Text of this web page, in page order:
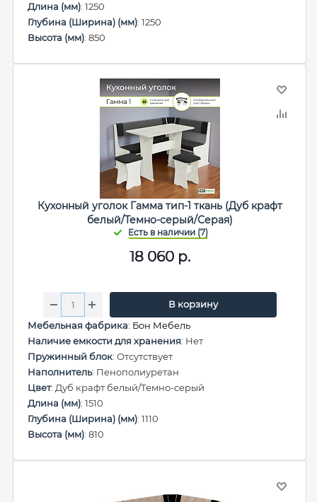
Длина (мм): 1250
Глубина (Ширина) (мм): 1250
Высота (мм): 850
Кухонный уголок Гамма тип-1 ткань (Дуб крафт
белый/Темно-серый/Серая)
18 060 р.
В корзину
Мебельная фабрика: Бон Мебель
Наличие емкости для хранения: Нет
Пружинный блок: Отсутствует
Наполнитель: Пенополиуретан
Цвет: Дуб крафт белый/Темно-серый
Длина (мм): 1510
Глубина (Ширина) (мм): 1110
Высота (мм): 810